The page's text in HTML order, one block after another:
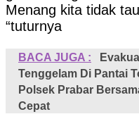
Menang kita tidak
“tuturnya
BACA JUGA :
Tenggelam Di Pantai
Polsek Prabar
Cepat